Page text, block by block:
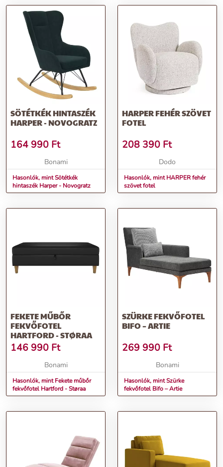
SÖTÉTKÉK HINTASZÉK
HARPER - NOVOGRATZ
164 990 Ft
Bonami
Hasonlók, mint Sötétkék
hintaszék Harper - Novogratz
HARPER FEHÉR SZÖVET
FOTEL
208 390 Ft
Dodo
Hasonlók, mint HARPER fehér
szövet fotel
FEKETE MŰBŐR
FEKVŐFOTEL
HARTFORD - STØRAA
146 990 Ft
Bonami
Hasonlók, mint Fekete műbőr
fekvőfotel Hartford - Støraa
SZÜRKE FEKVŐFOTEL
BIFO – ARTIE
269 990 Ft
Bonami
Hasonlók, mint Szürke
fekvőfotel Bifo – Artie